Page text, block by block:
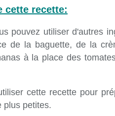
cette recette:
pouvez utiliser d'autres
de la baguette, de la
à la place des
cette recette pour
plus petites.